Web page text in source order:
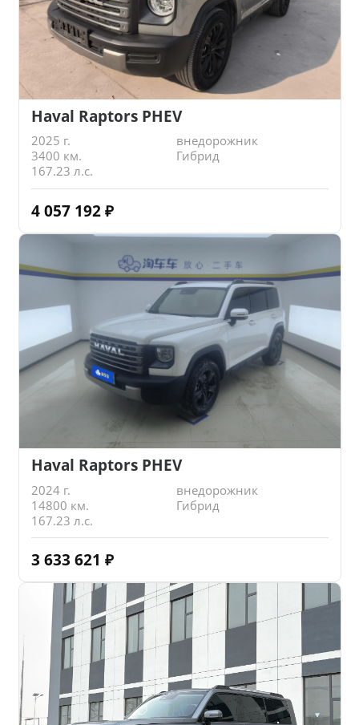
Haval Raptors PHEV
2025 г.
внедорожник
3400 км.
Гибрид
167.23 л.с.
4 057 192 ₽
Haval Raptors PHEV
2024 г.
внедорожник
14800 км.
Гибрид
167.23 л.с.
3 633 621 ₽